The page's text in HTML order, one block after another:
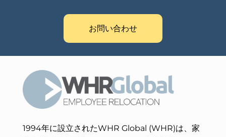
お問い合わせ
1994年に設立されたWHR Global (WHR)は、家